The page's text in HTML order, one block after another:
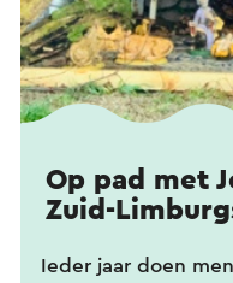
Op pad met
Zuid-
Ieder jaar doen